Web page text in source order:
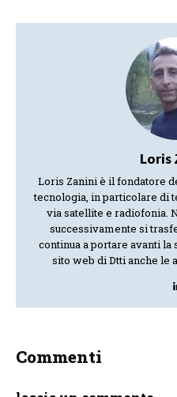
Loris
Loris Zanini è il fondatore
tecnologia, in particolare di
via satellite e radiofonia.
successivamente si
continua a portare avanti la
sito web di Dtti anche le
Commenti